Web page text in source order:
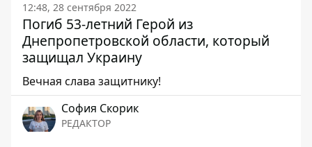
12:48, 28 сентября 2022
Погиб 53-летний Герой из
Днепропетровской области, который
защищал Украину
Вечная слава защитнику!
София Скорик
РЕДАКТОР